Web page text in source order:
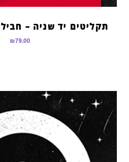
תקליטים יד שניה –
₪79.00